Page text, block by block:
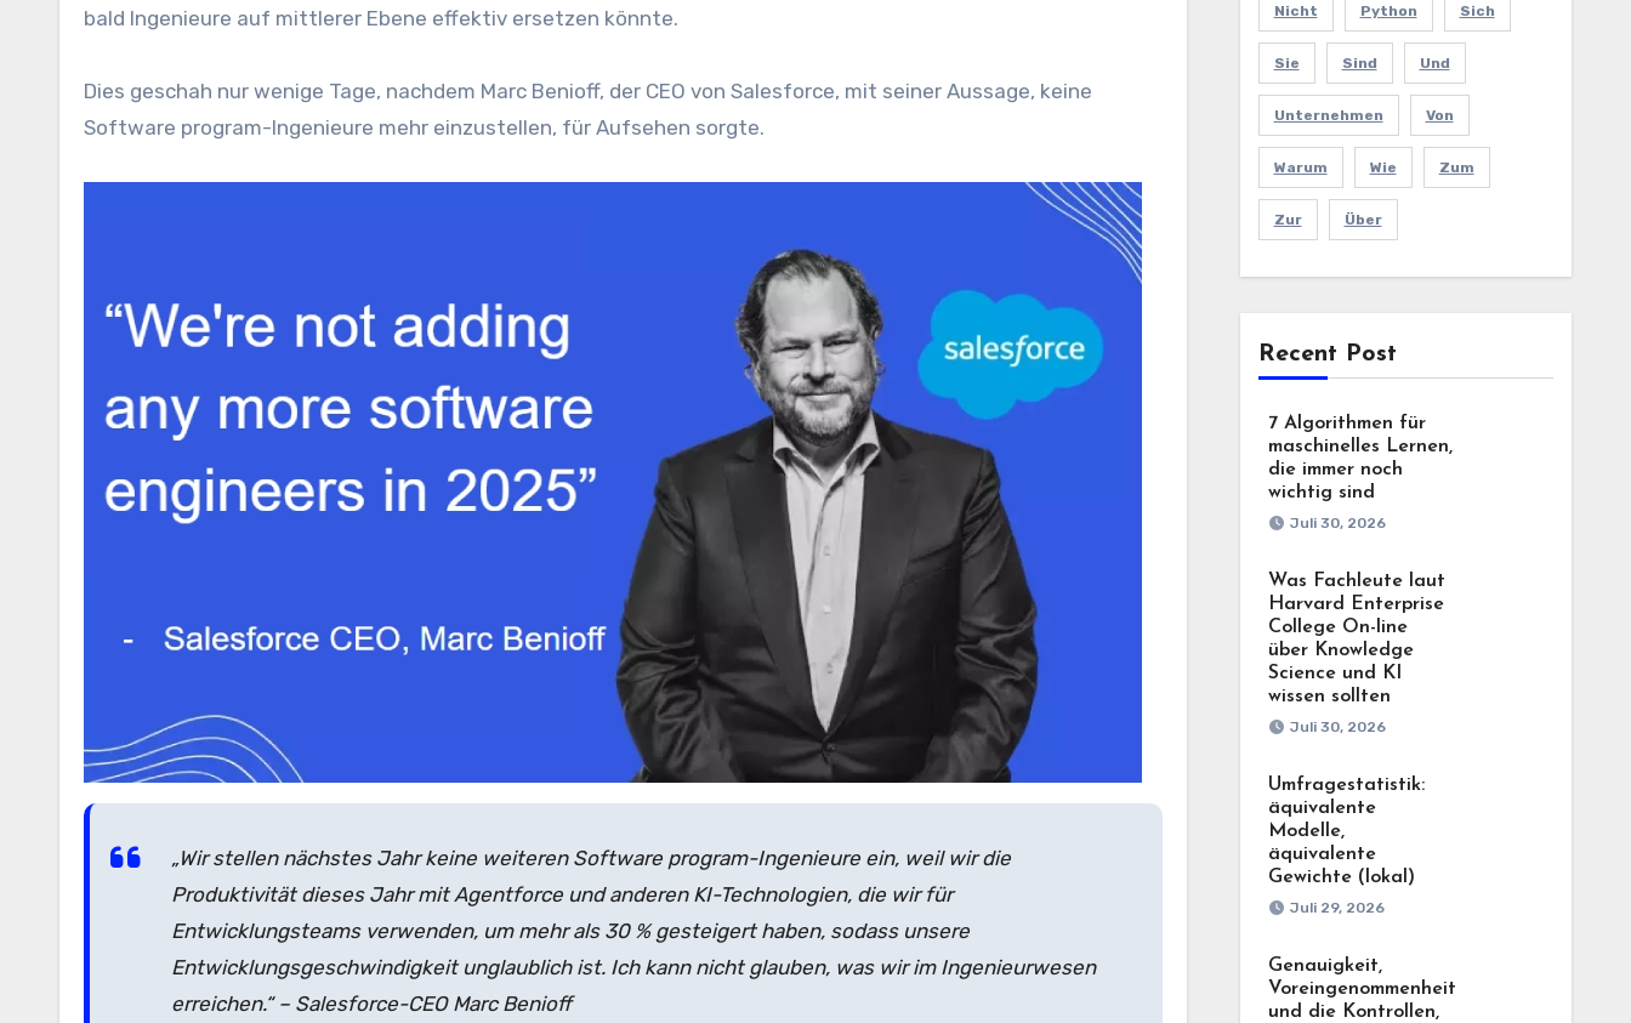
bald Ingenieure auf mittlerer Ebene effektiv ersetzen könnte.
Dies geschah nur wenige Tage, nachdem Marc Benioff, der CEO von Salesforce, mit seiner Aussage, keine
Software program-Ingenieure mehr einzustellen, für Aufsehen sorgte.
„Wir stellen nächstes Jahr keine weiteren Software program-Ingenieure ein, weil wir die
Produktivität dieses Jahr mit Agentforce und anderen KI-Technologien, die wir für
Entwicklungsteams verwenden, um mehr als 30 % gesteigert haben, sodass unsere
Entwicklungsgeschwindigkeit unglaublich ist. Ich kann nicht glauben, was wir im Ingenieurwesen
erreichen.“ – Salesforce-CEO Marc Benioff
Nicht Python Sich
Sie Sind Und
Unternehmen Von
Warum Wie Zum
Zur Über
Recent Post
7 Algorithmen für
maschinelles Lernen,
die immer noch
wichtig sind
Juli 30, 2026
Was Fachleute laut
Harvard Enterprise
College On-line
über Knowledge
Science und KI
wissen sollten
Juli 30, 2026
Umfragestatistik:
äquivalente
Modelle,
äquivalente
Gewichte (lokal)
Juli 29, 2026
Genauigkeit,
Voreingenommenheit
und die Kontrollen,